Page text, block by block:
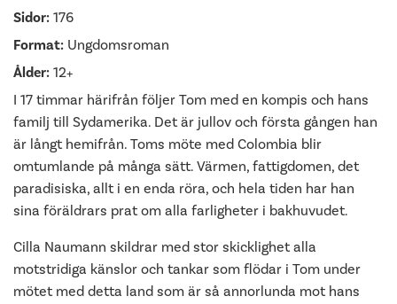
Sidor: 176
Format: Ungdomsroman
Ålder: 12+
I 17 timmar härifrån följer Tom med en kompis och hans
familj till Sydamerika. Det är jullov och första gången han
är långt hemifrån. Toms möte med Colombia blir
omtumlande på många sätt. Värmen, fattigdomen, det
paradisiska, allt i en enda röra, och hela tiden har han
sina föräldrars prat om alla farligheter i bakhuvudet.
Cilla Naumann skildrar med stor skicklighet alla
motstridiga känslor och tankar som flödar i Tom under
mötet med detta land som är så annorlunda mot hans